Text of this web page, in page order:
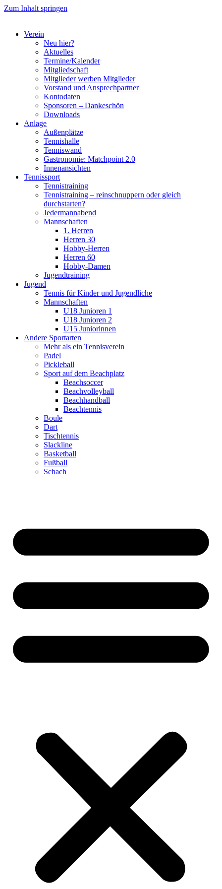
Zum Inhalt springen
Verein
Neu hier?
Aktuelles
Termine/Kalender
Mitgliedschaft
Mitglieder werben Mitglieder
Vorstand und Ansprechpartner
Kontodaten
Sponsoren – Dankeschön
Downloads
Anlage
Außenplätze
Tennishalle
Tenniswand
Gastronomie: Matchpoint 2.0
Innenansichten
Tennissport
Tennistraining
Tennistraining – reinschnuppern oder gleich
durchstarten?
Jedermannabend
Mannschaften
1. Herren
Herren 30
Hobby-Herren
Herren 60
Hobby-Damen
Jugendtraining
Jugend
Tennis für Kinder und Jugendliche
Mannschaften
U18 Junioren 1
U18 Junioren 2
U15 Juniorinnen
Andere Sportarten
Mehr als ein Tennisverein
Padel
Pickleball
Sport auf dem Beachplatz
Beachsoccer
Beachvolleyball
Beachhandball
Beachtennis
Boule
Dart
Tischtennis
Slackline
Basketball
Fußball
Schach